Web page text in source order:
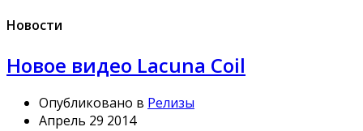
Новости
Новое видео Lacuna Coil
Опубликовано в Релизы
Апрель 29 2014